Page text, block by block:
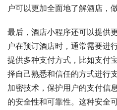
户可以更加全面地了解酒店，
最后，酒店小程序还可以提供
户在预订酒店时，通常需要进
提供多种支付方式，比如支付
择自己熟悉和信任的方式进行
加密技术，保护用户的支付信
的安全性和可靠性。这种安全